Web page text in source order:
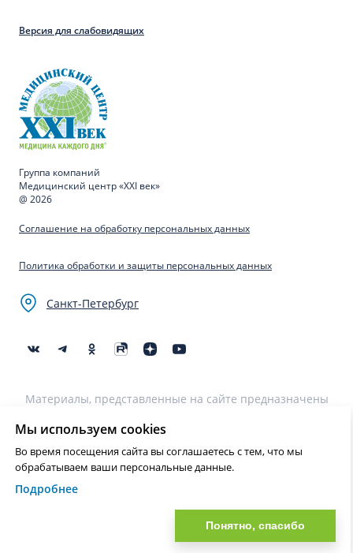
Версия для слабовидящих
Группа компаний
Медицинский центр «XXI век»
@ 2026
Соглашение на обработку персональных данных
Политика обработки и защиты персональных данных
Санкт-Петербург
Материалы, представленные на сайте предназначены
использованы для постановки диагноза, назначения
лечения и не являются медицинскими рекомендациями.
Необходима консультация специалиста.
Нашли ошибку? Выделите текст и нажмите Ctrl+Enter или на ссылку
Мы используем cookies
Во время посещения сайта вы соглашаетесь с тем, что мы
обрабатываем ваши персональные данные.
Подробнее
Понятно, спасибо